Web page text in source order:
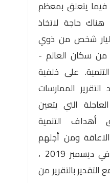
يتعلق بمعظم
هناك حاجة لاتخاذ
شخص من ذوي
في العالم - 15 ٪ من سكان العالم -
على خلفية
الممارسات
التي يتعين
أهداف التنمية
ومن أجلهم
ومعهم بحلول عام 2030. في ديسمبر 2019 ،
بالتقرير من